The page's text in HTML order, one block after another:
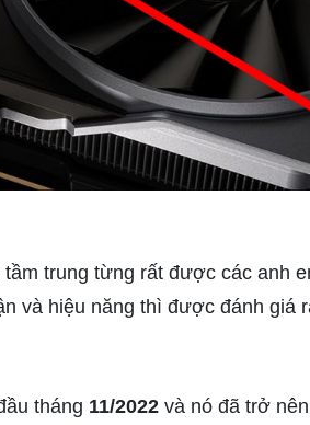
trung từng rất được các anh
và hiệu năng thì được đánh giá
tháng 11/2022 và nó đã trở